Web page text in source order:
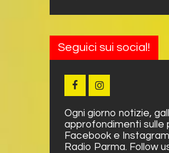
Seguici sui social!
Ogni giorno notizie,
approfondimenti sulle
Facebook e
Radio Parma. Follow